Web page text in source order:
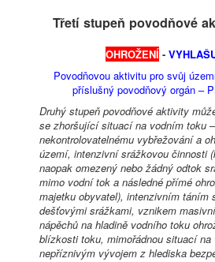
Třetí stupeň povodňové
OHROŽENÍ -
Povodňovou aktivitu pro svůj
příslušný povodňový orgán –
Druhý stupeň povodňové aktivity
se zhoršující situací na vodním toku
nekontrolovatelnému vybřežování a
území, intenzivní srážkovou činnosti
naopak omezený nebo žádný odtok
mimo vodní tok a následné přímé
majetku obyvatel), intenzivním táním
dešťovými srážkami, vznikem
nápěchů na hladině vodního toku
blízkosti toku, mimořádnou situací
nepříznivým vývojem z hlediska